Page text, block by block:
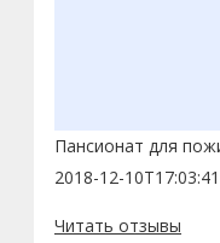
Пансионат для
2018-12-
Читать отзывы